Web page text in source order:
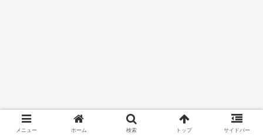
メニュー ホーム 検索 トップ サイドバー